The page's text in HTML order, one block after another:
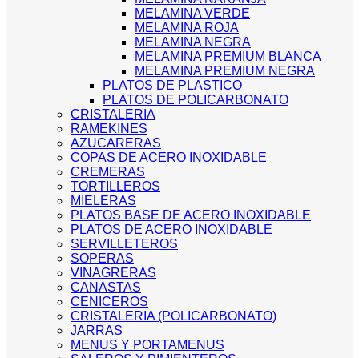
MELAMINA VERDE
MELAMINA ROJA
MELAMINA NEGRA
MELAMINA PREMIUM BLANCA
MELAMINA PREMIUM NEGRA
PLATOS DE PLASTICO
PLATOS DE POLICARBONATO
CRISTALERIA
RAMEKINES
AZUCARERAS
COPAS DE ACERO INOXIDABLE
CREMERAS
TORTILLEROS
MIELERAS
PLATOS BASE DE ACERO INOXIDABLE
PLATOS DE ACERO INOXIDABLE
SERVILLETEROS
SOPERAS
VINAGRERAS
CANASTAS
CENICEROS
CRISTALERIA (POLICARBONATO)
JARRAS
MENUS Y PORTAMENUS